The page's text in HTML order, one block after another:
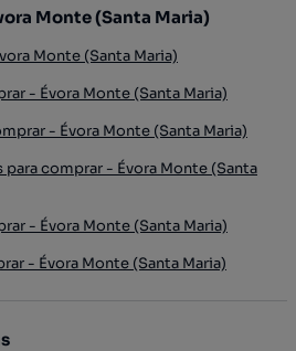
Monte (Santa Maria)
Monte (Santa Maria)
- Évora Monte (Santa Maria)
- Évora Monte (Santa Maria)
comprar - Évora Monte (Santa
- Évora Monte (Santa Maria)
- Évora Monte (Santa Maria)